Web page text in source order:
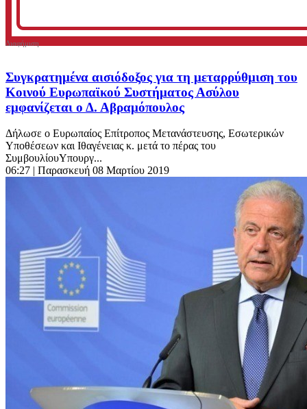
Συγκρατημένα αισιόδοξος για τη μεταρρύθμιση του
Κοινού Ευρωπαϊκού Συστήματος Ασύλου
εμφανίζεται ο Δ. Αβραμόπουλος
Δήλωσε ο Ευρωπαίος Επίτροπος Μετανάστευσης, Εσωτερικών
Υποθέσεων και Ιθαγένειας κ. μετά το πέρας του
ΣυμβουλίουΥπουργ...
06:27 | Παρασκευή 08 Μαρτίου 2019